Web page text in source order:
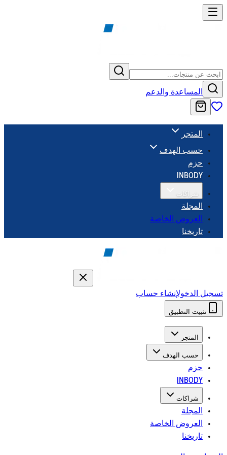
المساعدة والدعم
المتجر
حسب الهدف
حزم
INBODY
شراكات
المجلة
العروض الخاصة
تاريخنا
تسجيل الدخولإنشاء حساب
تثبيت التطبيق
المتجر
حسب الهدف
حزم
INBODY
شراكات
المجلة
العروض الخاصة
تاريخنا